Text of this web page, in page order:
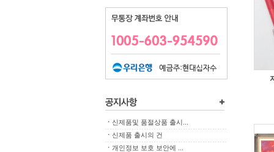
ㆍ 신제품및 품절상품 출시...
ㆍ 신제품 출시의 건
ㆍ 개인정보 보호 보안에 ...